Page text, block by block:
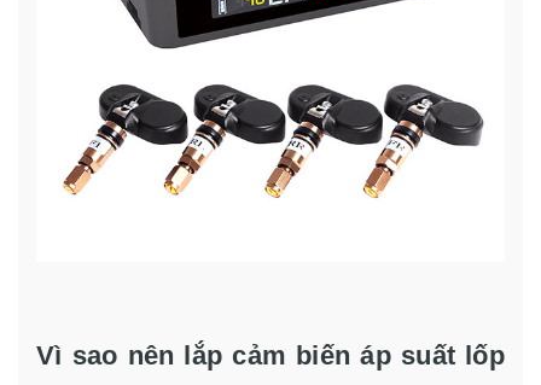
Vì sao nên lắp cảm biến áp suất lốp